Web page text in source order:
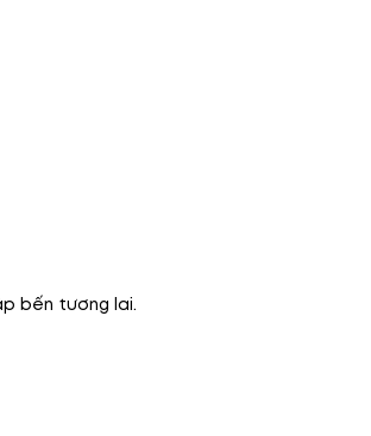
bến tương lai.